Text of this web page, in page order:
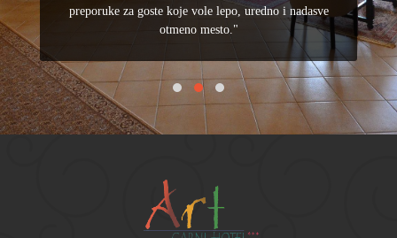
preporuke za goste koje vole lepo, uredno i nadasve
otmeno mesto."